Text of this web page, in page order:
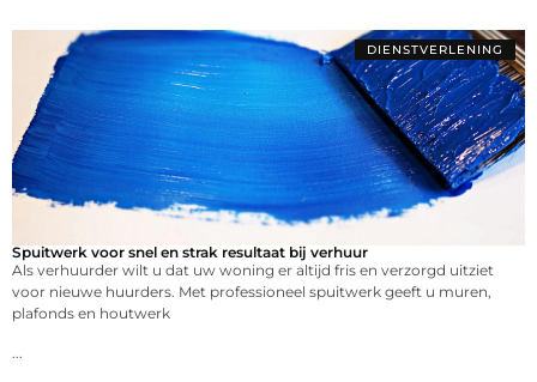
DIENSTVERLENING
Spuitwerk voor snel en strak resultaat bij verhuur
Als verhuurder wilt u dat uw woning er altijd fris en verzorgd uitziet
voor nieuwe huurders. Met professioneel spuitwerk geeft u muren,
plafonds en houtwerk